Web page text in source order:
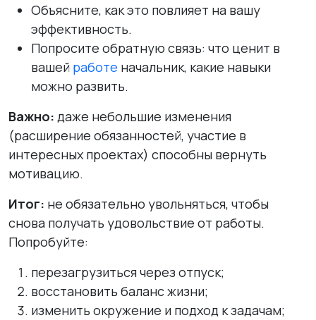
Объясните, как это повлияет на вашу
эффективность.
Попросите обратную связь: что ценит в
вашей работе начальник, какие навыки
можно развить.
Важно: даже небольшие изменения
(расширение обязанностей, участие в
интересных проектах) способны вернуть
мотивацию.
Итог: не обязательно увольняться, чтобы
снова получать удовольствие от работы.
Попробуйте:
перезагрузиться через отпуск;
восстановить баланс жизни;
изменить окружение и подход к задачам;